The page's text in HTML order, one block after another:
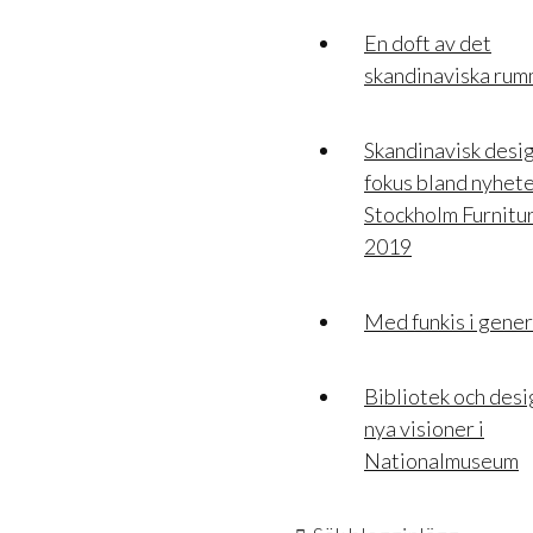
En doft av det
skandinaviska
Skandinavisk
fokus bland
Stockholm
2019
Med funkis i
Bibliotek och
nya visioner i
Nationalmuseum